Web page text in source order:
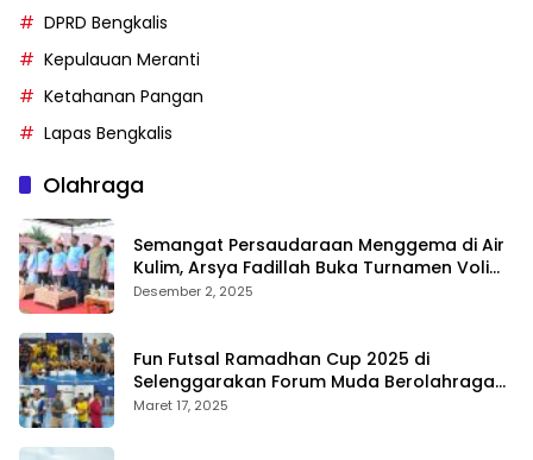
DPRD Bengkalis
Kepulauan Meranti
Ketahanan Pangan
Lapas Bengkalis
Olahraga
Semangat Persaudaraan Menggema di Air
Kulim, Arsya Fadillah Buka Turnamen Voli
Bermasa Cup II
Desember 2, 2025
Fun Futsal Ramadhan Cup 2025 di
Selenggarakan Forum Muda Berolahraga
Bengkalis
Maret 17, 2025